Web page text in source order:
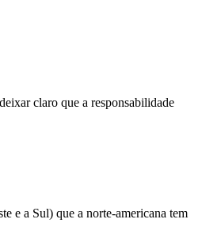
claro que a responsabilidade
e a Sul) que a norte-americana tem